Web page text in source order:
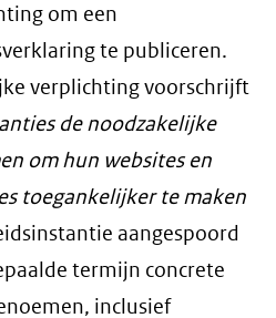
om een
te publiceren.
verplichting voorschrijft
de noodzakelijke
om hun websites en
toegankelijker te maken
aangespoord
termijn concrete
inclusief